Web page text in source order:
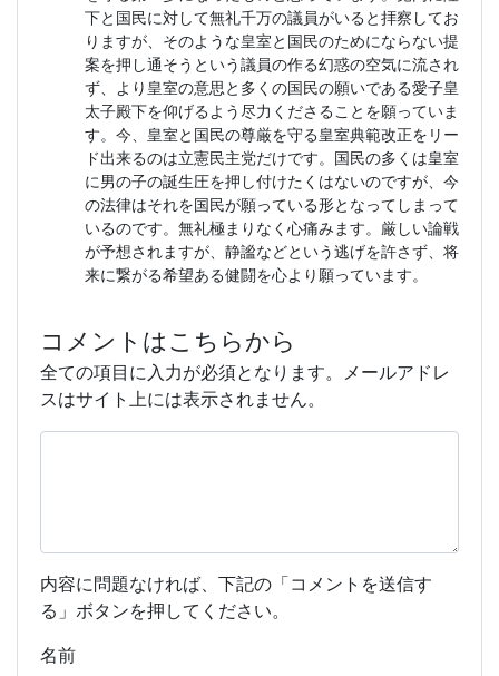
下と国民に対して無礼千万の議員がいると拝察してお
りますが、そのような皇室と国民のためにならない提
案を押し通そうという議員の作る幻惑の空気に流され
ず、より皇室の意思と多くの国民の願いである愛子皇
太子殿下を仰げるよう尽力くださることを願っていま
す。今、皇室と国民の尊厳を守る皇室典範改正をリー
ド出来るのは立憲民主党だけです。国民の多くは皇室
に男の子の誕生圧を押し付けたくはないのですが、今
の法律はそれを国民が願っている形となってしまって
いるのです。無礼極まりなく心痛みます。厳しい論戦
が予想されますが、静謐などという逃げを許さず、将
来に繋がる希望ある健闘を心より願っています。
コメントはこちらから
全ての項目に入力が必須となります。メールアドレ
スはサイト上には表示されません。
内容に問題なければ、下記の「コメントを送信す
る」ボタンを押してください。
名前